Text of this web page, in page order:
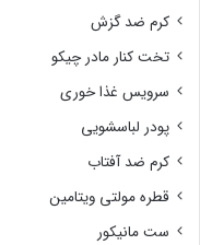
کرم ضد گزش
تخت کنار مادر چیکو
سرویس غذا خوری
پودر لباسشویی
کرم ضد آفتاب
قطره مولتی ویتامین
ست مانیکور